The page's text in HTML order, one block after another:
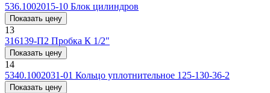
536.1002015-10 Блок цилиндров
Показать цену
13
316139-П2 Пробка К 1/2"
Показать цену
14
5340.1002031-01 Кольцо уплотнительное 125-130-36-2
Показать цену